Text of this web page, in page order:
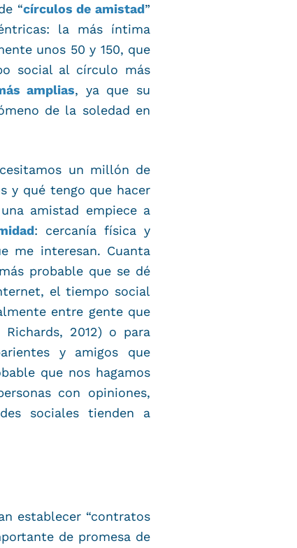
“círculos de amistad”
la más íntima
unos 50 y 150, que
social al círculo más
amplias, ya que su
de la soledad en
un millón de
y qué tengo que hacer
amistad empiece a
: cercanía física y
me interesan. Cuanta
probable que se dé
el tiempo social
entre gente que
2012) o para
y amigos que
que nos hagamos
con opiniones,
sociales tienden a
establecer “contratos
de promesa de